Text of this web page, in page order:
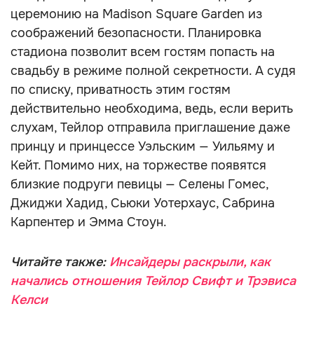
церемонию на Madison Square Garden из
соображений безопасности. Планировка
стадиона позволит всем гостям попасть на
свадьбу в режиме полной секретности. А судя
по списку, приватность этим гостям
действительно необходима, ведь, если верить
слухам, Тейлор отправила приглашение даже
принцу и принцессе Уэльским — Уильяму и
Кейт. Помимо них, на торжестве появятся
близкие подруги певицы — Селены Гомес,
Джиджи Хадид, Сьюки Уотерхаус, Сабрина
Карпентер и Эмма Стоун.
Читайте также: Инсайдеры раскрыли, как
начались отношения Тейлор Свифт и Трэвиса
Келси